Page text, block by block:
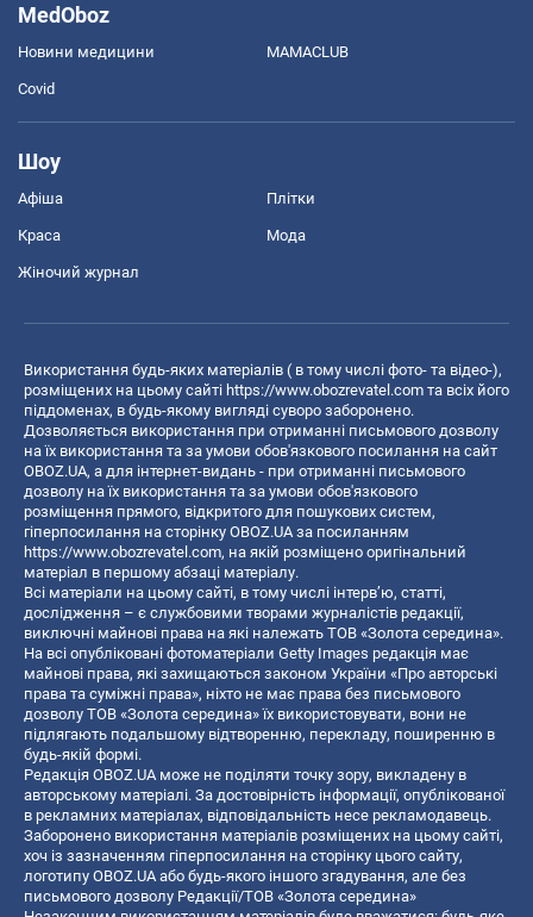
MedOboz
Новини медицини MAMACLUB
Covid
Шоу
Афіша Плітки
Краса Мода
Жіночий журнал
Використання будь-яких матеріалів ( в тому числі фото- та відео-),
розміщених на цьому сайті https://www.obozrevatel.com та всіх його
піддоменах, в будь-якому вигляді суворо заборонено.
Дозволяється використання при отриманні письмового дозволу
на їх використання та за умови обов'язкового посилання на сайт
OBOZ.UA, а для інтернет-видань - при отриманні письмового
дозволу на їх використання та за умови обов'язкового
розміщення прямого, відкритого для пошукових систем,
гіперпосилання на сторінку OBOZ.UA за посиланням
https://www.obozrevatel.com, на якій розміщено оригінальний
матеріал в першому абзаці матеріалу.
Всі матеріали на цьому сайті, в тому числі інтерв’ю, статті,
дослідження – є службовими творами журналістів редакції,
виключні майнові права на які належать ТОВ «Золота середина».
На всі опубліковані фотоматеріали Getty Images редакція має
майнові права, які захищаються законом України «Про авторські
права та суміжні права», ніхто не має права без письмового
дозволу ТОВ «Золота середина» їх використовувати, вони не
підлягають подальшому відтворенню, перекладу, поширенню в
будь-якій формі.
Редакція OBOZ.UA може не поділяти точку зору, викладену в
авторському матеріалі. За достовірність інформації, опублікованої
в рекламних матеріалах, відповідальність несе рекламодавець.
Заборонено використання матеріалів розміщених на цьому сайті,
хоч із зазначенням гіперпосилання на сторінку цього сайту,
логотипу OBOZ.UA або будь-якого іншого згадування, але без
письмового дозволу Редакції/ТОВ «Золота середина»